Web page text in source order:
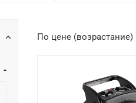
По цене (возрастание)